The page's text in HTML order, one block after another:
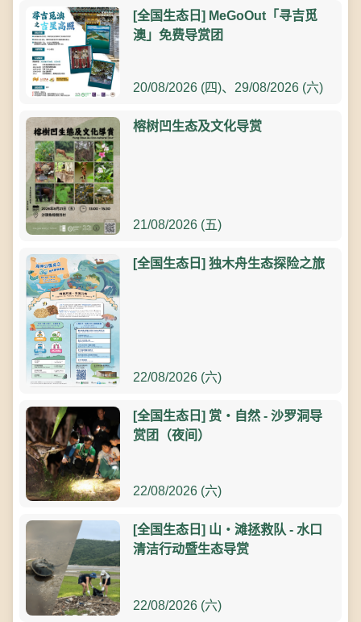
[全国生态日] MeGoOut「寻吉觅
澳」免费导赏团
20/08/2026 (四)、29/08/2026 (六)
榕树凹生态及文化导赏
21/08/2026 (五)
[全国生态日] 独木舟生态探险之旅
22/08/2026 (六)
[全国生态日] 赏‧自然 - 沙罗洞导
赏团（夜间）
22/08/2026 (六)
[全国生态日] 山‧滩拯救队 - 水口
清洁行动暨生态导赏
22/08/2026 (六)